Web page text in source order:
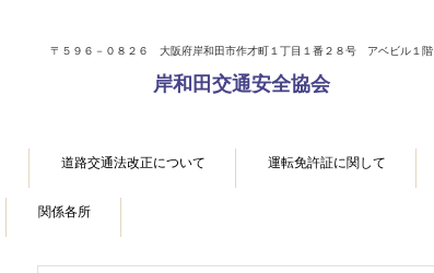
〒５９６－０８２６ 大阪府岸和田市作才町１丁目１番２８号 アベビル１階
岸和田交通安全協会
道路交通法改正について 運転免許証に関して
関係各所